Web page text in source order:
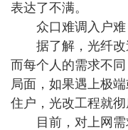
表达了不满。
众口难调入户难
据了解，光纤改
而每个人的需求不
局面，如果遇上极
住户，光改工程就彻
目前，对上网需